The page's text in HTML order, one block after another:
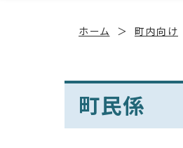
ホーム 町内向け
町民係